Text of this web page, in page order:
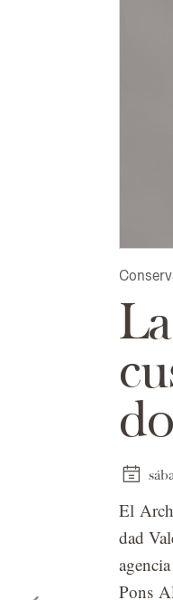
El
dad
Pons